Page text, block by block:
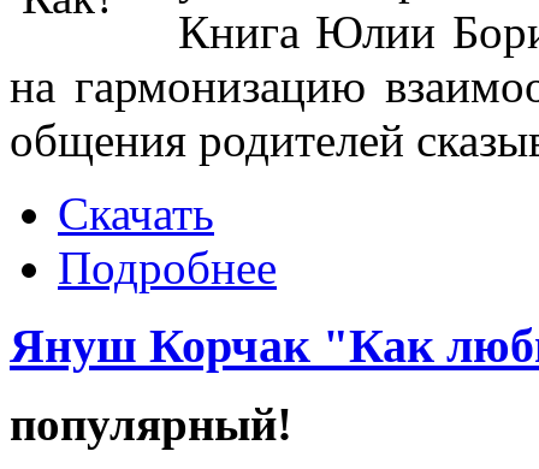
Книга Юлии
на гармонизацию
общения родителей
Скачать
Подробнее
Януш Корчак "Как
популярный!